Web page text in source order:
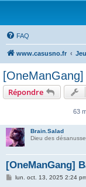
FAQ
www.casusno.fr
Répondre
63
Brain.Salad
Dieu des
[OneManGang]
Mlun. oct. 13, 2025 2:24